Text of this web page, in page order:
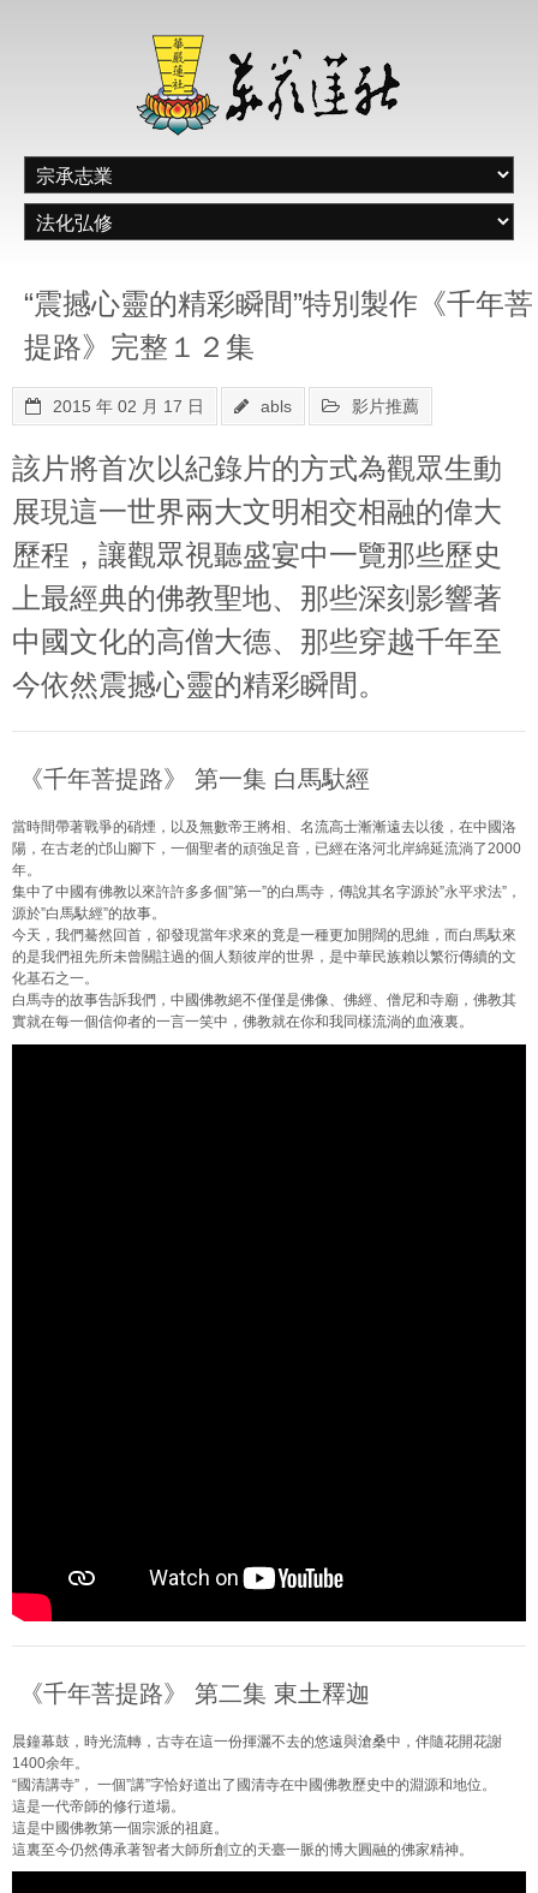
“震撼心靈的精彩瞬間”特別製作《千年菩
提路》完整１２集
2015 年 02 月 17 日 abls 影片推薦
該片將首次以紀錄片的方式為觀眾生動
展現這一世界兩大文明相交相融的偉大
歷程，讓觀眾視聽盛宴中一覽那些歷史
上最經典的佛教聖地、那些深刻影響著
中國文化的高僧大德、那些穿越千年至
今依然震撼心靈的精彩瞬間。
《千年菩提路》 第一集 白馬馱經
當時間帶著戰爭的硝煙，以及無數帝王將相、名流高士漸漸遠去以後，在中國洛
陽，在古老­的邙山腳下，一個聖者的頑強足音，已經在洛河北岸綿延流淌了2000
年。
集中了中國有佛教以來許許多多個”第一”的白馬寺，傳說其名字源­於”永平求法”，
源於”白馬馱經”的故事。
今天，我們驀然回首，卻發現當年求來的竟是一種更加開闊的思維，而白馬馱來
的是我們祖 ­先所未曾關註過的個人類彼岸的世界，是中華民族賴以繁衍傳續的文
化基石之一。
白馬寺的故事告訴我們，中國佛教絕不僅僅是佛像、佛經、僧尼和寺廟，佛教其
實就在每一­個信仰者的一言一笑中，佛教就在你和我同樣流淌的血液裏。
《千年菩提路》 第二集 東土釋迦
晨鐘幕鼓，時光流轉，古寺在這一份揮灑不去的悠遠與滄桑中，伴隨花開花謝
1400余年­。
“國清講寺”， 一個”講”字恰好道出了國清寺在中國佛教歷史中的淵源和地位。
這是一代帝師的修行道場。
這是中國佛教第一個宗派的祖庭。
這裏至今仍然傳承著智者大師所創立的天臺一脈的博大圓融的佛家精神。